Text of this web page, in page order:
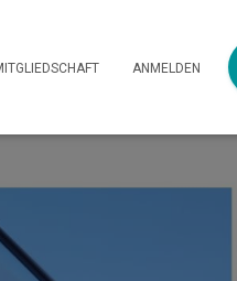
ANMELDEN